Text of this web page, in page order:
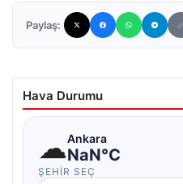
Paylaş:
Hava Durumu
☁Ankara
NaN°C
ŞEHIR SEÇ